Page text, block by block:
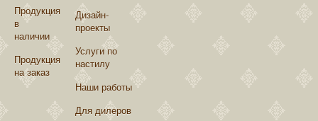
Продукция
в
наличии
Продукция
на заказ
Дизайн-
проекты
Услуги по
настилу
Наши работы
Для дилеров